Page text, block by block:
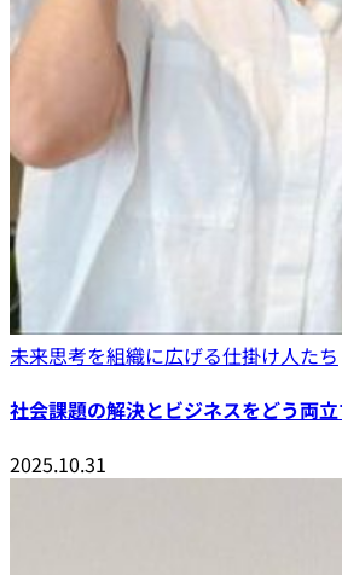
未来思考を組織に広げる仕掛け人たち
社会課題の解決とビジネスをどう両
2025.10.31